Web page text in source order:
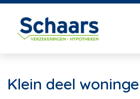
Klein deel